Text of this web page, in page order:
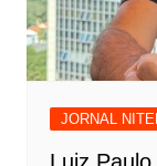
JORNAL
Luiz